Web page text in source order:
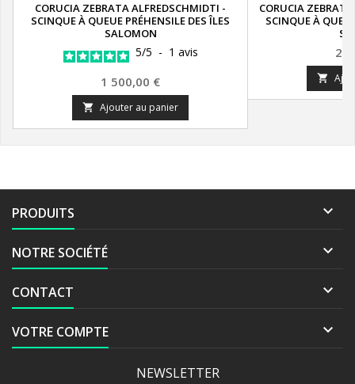
CORUCIA ZEBRATA ALFREDSCHMIDTI -
SCINQUE À QUEUE PRÉHENSILE DES ÎLES
SALOMON
5/5 - 1 avis
Prix
1 500,00 €
 Ajouter au panier
CORUCIA
SCINQUE À
Prix
2

PRODUITS 
NOTRE SOCIÉTÉ 
CONTACT 
VOTRE COMPTE 
NEWSLETTER